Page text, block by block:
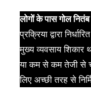
लोगों के पास गोल
प्रक्रिया द्वारा
मुख्य व्यवसाय
या कम से कम तेजी से
लिए अच्छी तरह से